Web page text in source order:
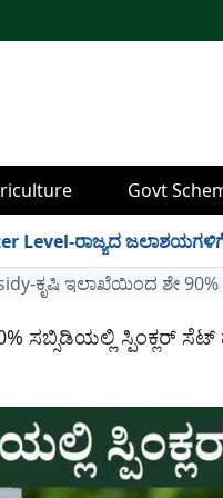
Govt
ರಾಜ್ಯದ ಜಲಾಶಯಗಳಿಗೆ ಒಂದೇ
ಕೃಷಿ ಇಲಾಖೆಯಿಂದ ಶೇ
ಸಬ್ಸಿಡಿಯಲ್ಲಿ ಸ್ಪಿಂಕ್ಲರ್